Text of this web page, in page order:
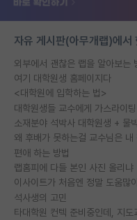
자유 게시판(아무개랩)에서
외부에서 괜찮은 랩을 알아보는
여기 대학원생 홈페이지다
<대학원에 입학하는 법>
소재분야 석박사 대학원생 + 물
편애 하는 방법
랩홈피에 다들 본인 사진 올리냐
이사이트가 처음엔 정말 도움많
석사생의 고민